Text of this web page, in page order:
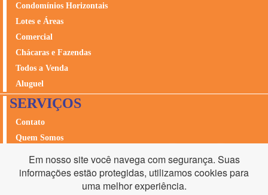
Condomínios Horizontais
Lotes e Áreas
Comercial
Chácaras e Fazendas
Todos a Venda
Aluguel
SERVIÇOS
Contato
Quem Somos
Seguros
Em nosso site você navega com segurança. Suas
informações estão protegidas, utilizamos cookies para
uma melhor experiência.